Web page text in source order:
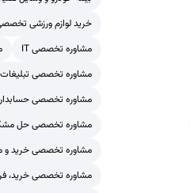
خرید لوازم ورزشی تخصصی
مشاوره تخصصی IT
مشاوره تخصصی
مشاوره تخصصی
مشاوره تخصصی حل
مشاوره تخصصی خرید و
مشاوره تخصصی خرید،